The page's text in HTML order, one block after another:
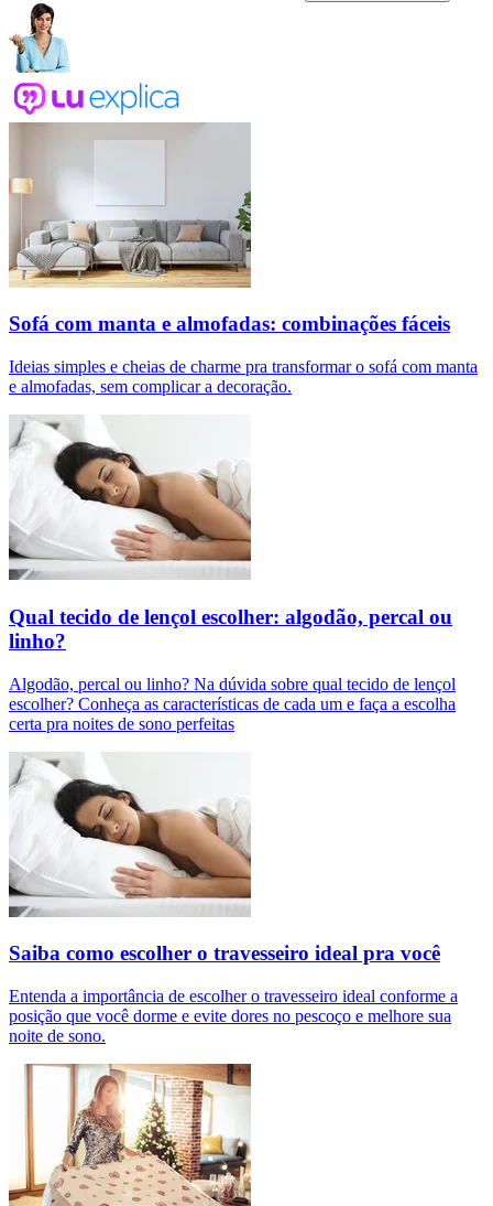
Sofá com manta e almofadas: combinações fáceis
Ideias simples e cheias de charme pra transformar o sofá com manta
e almofadas, sem complicar a decoração.
Qual tecido de lençol escolher: algodão, percal ou
linho?
Algodão, percal ou linho? Na dúvida sobre qual tecido de lençol
escolher? Conheça as características de cada um e faça a escolha
certa pra noites de sono perfeitas
Saiba como escolher o travesseiro ideal pra você
Entenda a importância de escolher o travesseiro ideal conforme a
posição que você dorme e evite dores no pescoço e melhore sua
noite de sono.